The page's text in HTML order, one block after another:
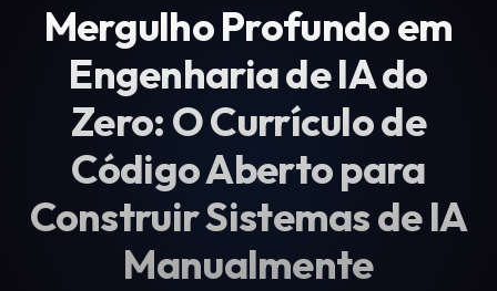
Mergulho Profundo em
Engenharia de IA do
Zero: O Currículo de
Código Aberto para
Construir Sistemas de IA
Manualmente